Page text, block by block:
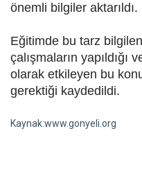
önemli bilgiler aktarıldı.
Eğitimde bu tarz
çalışmaların yapıldığı
olarak etkileyen bu
gerektiği kaydedildi.
Kaynak:www.gonyeli.org